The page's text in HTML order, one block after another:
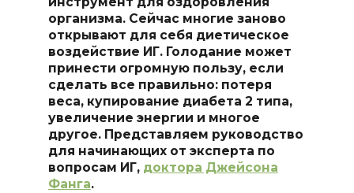
организма. Сейчас многие заново
открывают для себя диетическое
воздействие ИГ. Голодание может
принести огромную пользу, если
сделать все правильно: потеря
веса, купирование диабета 2 типа,
увеличение энергии и многое
другое. Представляем руководство
для начинающих от эксперта по
вопросам ИГ, доктора Джейсона
Фанга.